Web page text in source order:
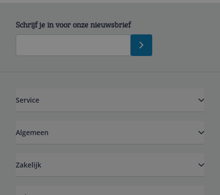
Schrijf je in voor onze nieuwsbrief
Service
Algemeen
Zakelijk